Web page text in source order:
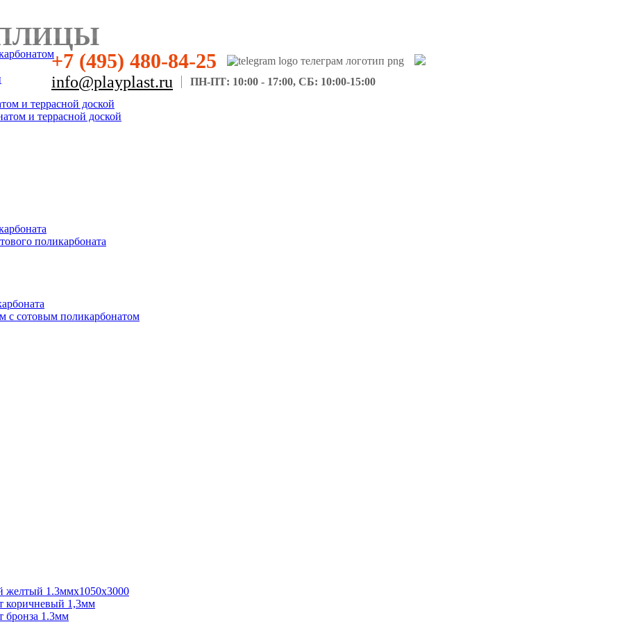
+7 (495) 480-84-25
info@playplast.ru ПН-ПТ: 10:00 - 17:00, СБ: 10:00-15:00
и террасной доской
и террасной доской
поликарбоната
с сотовым поликарбонатом
желтый 1.3ммх1050х3000
коричневый 1,3мм
бронза 1.3мм